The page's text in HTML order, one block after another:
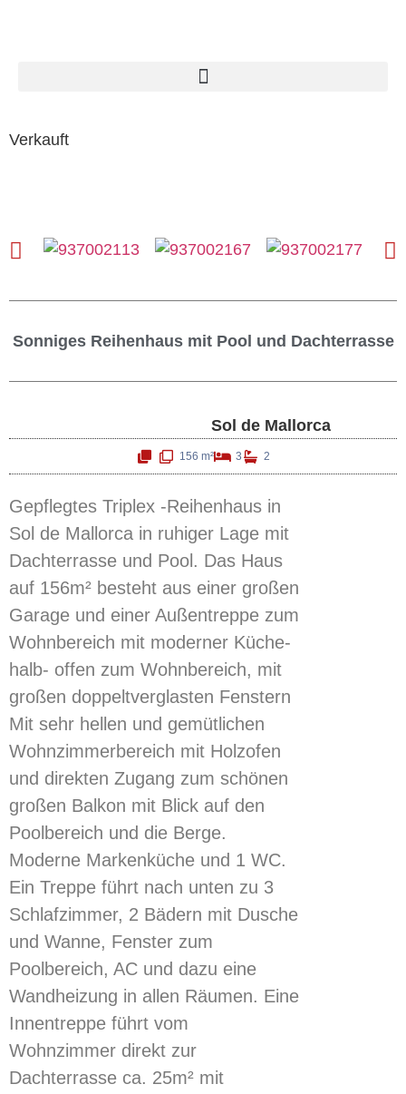
Verkauft
Sonniges Reihenhaus mit Pool und Dachterrasse
Sol de Mallorca
156 m² 3 2
Gepflegtes Triplex -Reihenhaus in
Sol de Mallorca in ruhiger Lage mit
Dachterrasse und Pool. Das Haus
auf 156m² besteht aus einer großen
Garage und einer Außentreppe zum
Wohnbereich mit moderner Küche-
halb- offen zum Wohnbereich, mit
großen doppeltverglasten Fenstern
Mit sehr hellen und gemütlichen
Wohnzimmerbereich mit Holzofen
und direkten Zugang zum schönen
großen Balkon mit Blick auf den
Poolbereich und die Berge.
Moderne Markenküche und 1 WC.
Ein Treppe führt nach unten zu 3
Schlafzimmer, 2 Bädern mit Dusche
und Wanne, Fenster zum
Poolbereich, AC und dazu eine
Wandheizung in allen Räumen. Eine
Innentreppe führt vom
Wohnzimmer direkt zur
Dachterrasse ca. 25m² mit